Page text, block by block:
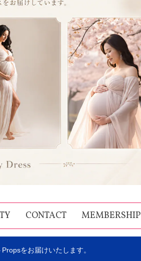
CONTACT MEMBERSHIP
をお届けいたします。